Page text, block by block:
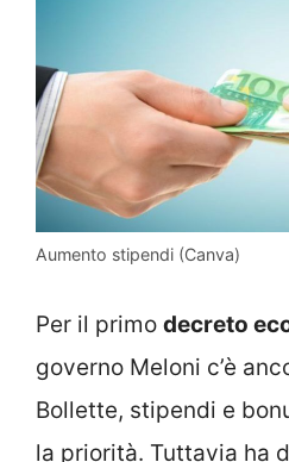
Aumento stipendi (Canva)
Per il primo decreto
governo Meloni c’è
Bollette, stipendi e
la priorità. Tuttavia ha